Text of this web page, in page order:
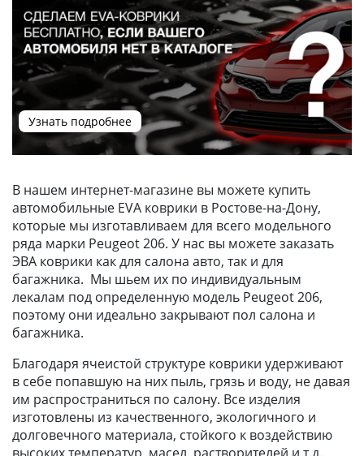
Узнать подробнее
В нашем интернет-магазине вы можете купить
автомобильные EVA коврики в Ростове-на-Дону,
которые мы изготавливаем для всего модельного
ряда марки Peugeot 206. У нас вы можете заказать
ЭВА коврики как для салона авто, так и для
багажника. Мы шьем их по индивидуальным
лекалам под определенную модель Peugeot 206,
поэтому они идеально закрывают пол салона и
багажника.
Благодаря ячеистой структуре коврики удерживают
в себе попавшую на них пыль, грязь и воду, не давая
им распространиться по салону. Все изделия
изготовлены из качественного, экологичного и
долговечного материала, стойкого к воздействию